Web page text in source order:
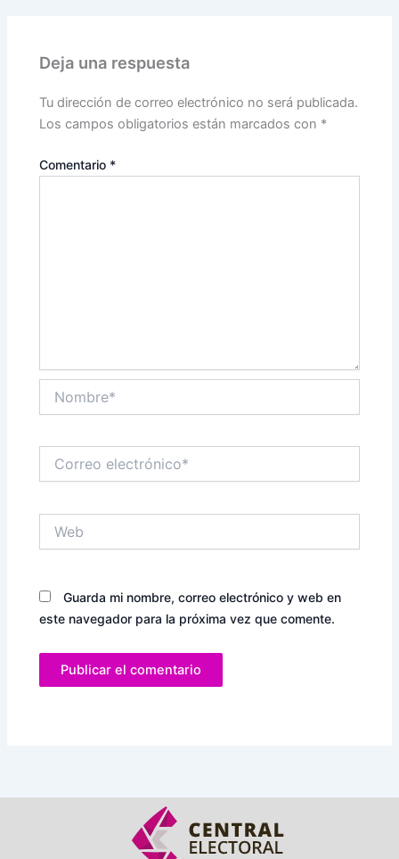
Deja una respuesta
Tu dirección de correo electrónico no será publicada.
Los campos obligatorios están marcados con *
Comentario *
electrónico*
Guarda mi nombre, correo electrónico y web en
este navegador para la próxima vez que comente.